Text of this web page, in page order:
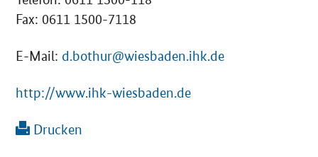
Fax: 0611 1500-7118
E-Mail: d.bothur@wiesbaden.ihk.de
http://www.ihk-wiesbaden.de
Drucken